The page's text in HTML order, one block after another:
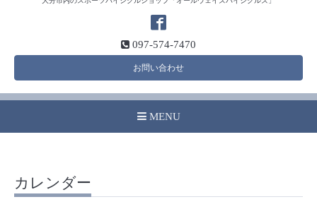
097-574-7470
お問い合わせ
MENU
カレンダー